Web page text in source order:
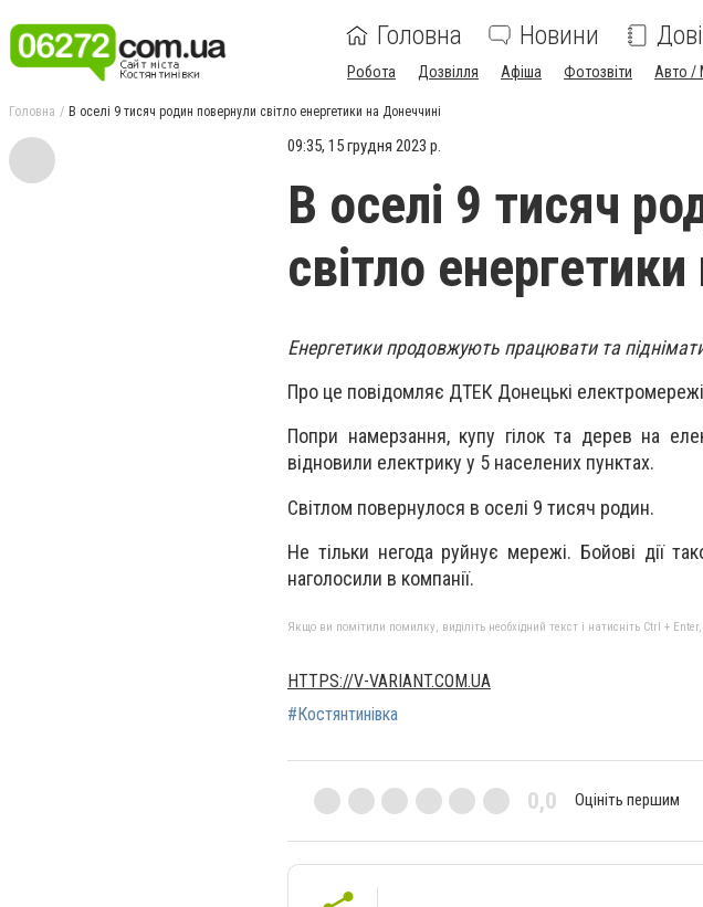
Головна Новини
Робота Дозвілля Афіша Фотозвіти Авто /
Головна В оселі 9 тисяч родин повернули світло енергетики на Донеччині
09:35, 15 грудня 2023 р.
В оселі 9 тисяч
світло
Енергетики продовжують працювати та
Про це повідомляє ДТЕК Донецькі електромережі
Попри намерзання, купу гілок та дерев на
відновили електрику у 5 населених пунктах.
Світлом повернулося в оселі 9 тисяч родин.
Не тільки негода руйнує мережі. Бойові дії
наголосили в компанії.
Якщо ви помітили помилку, виділіть необхідний текст і натисніть Ctrl +
HTTPS://V-VARIANT.COM.UA
#Костянтинівка
0,0 Оцініть першим